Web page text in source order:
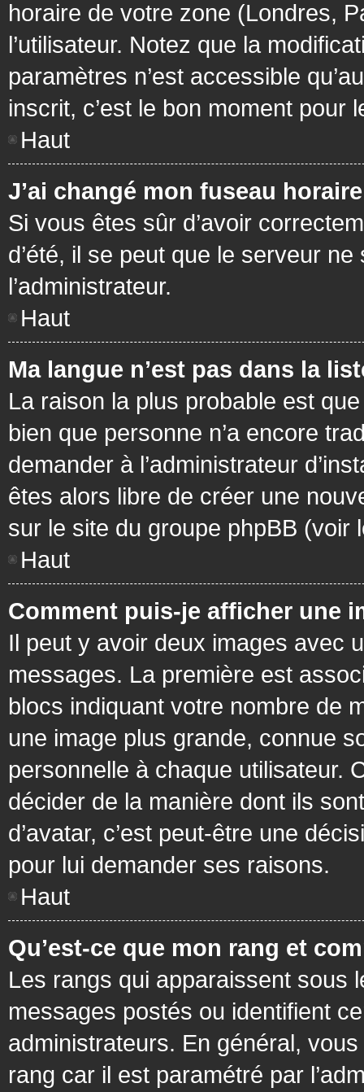
horaire de votre zone (Londres,
l’utilisateur. Notez que la
paramètres n’est accessible
inscrit, c’est le bon moment pour
Haut
J’ai changé mon fuseau
Si vous êtes sûr d’avoir
d’été, il se peut que le serveur
l’administrateur.
Haut
Ma langue n’est pas dans la
La raison la plus probable est
bien que personne n’a encore
demander à l’administrateur
êtes alors libre de créer une
sur le site du groupe phpBB (voir
Haut
Comment puis-je afficher une
Il peut y avoir deux images avec
messages. La première est
blocs indiquant votre nombre de
une image plus grande, connue
personnelle à chaque utilisateur.
décider de la manière dont ils
d’avatar, c’est peut-être une
pour lui demander ses raisons.
Haut
Qu’est-ce que mon rang et
Les rangs qui apparaissent sous
messages postés ou identifient
administrateurs. En général,
rang car il est paramétré par